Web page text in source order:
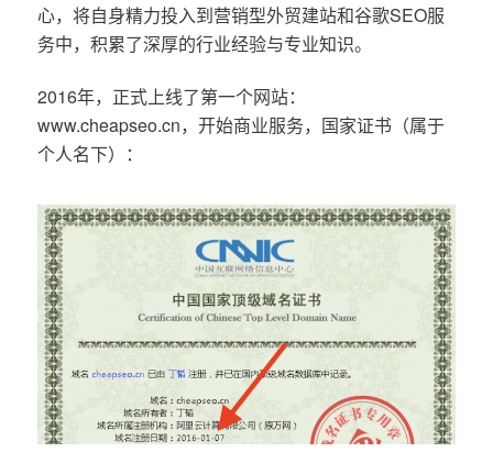
心，将自身精力投入到营销型外贸建站和谷歌SEO服
务中，积累了深厚的行业经验与专业知识。
2016年，正式上线了第一个网站：
www.cheapseo.cn，开始商业服务，国家证书（属于
个人名下）：